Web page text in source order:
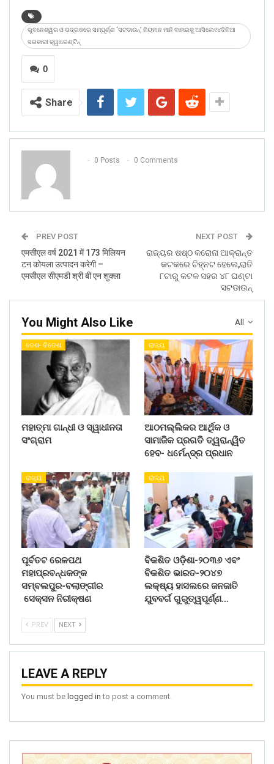
ଭୁବନେଶ୍ୱର ଓ ଭଦ୍ରକରେ ସମ୍ପୂର୍ଣ୍ଣ ‘ସଟଡାଉନ୍’ ନିୟମ ନ ମାନି ବାହାରକୁ ଆସିଲେ୧୪ଦିନିଆ
ସରକାରୀ କ୍ୱାରେଣ୍ଟିନ୍
0
Share
0 Posts 0 Comments
PREV POST
एमसीएल वर्ष 2021 में 173 मिलियन
टन कोयला उत्‍पादन करेगी –
एमसीएल सीएमडी श्री बी एन शुक्‍ला
NEXT POST
ରାଜ୍ୟର ଷଷ୍ଠ କରୋନା ଆକ୍ରାନ୍ତ
କଟକରେ ଚିହ୍ନଟ ହେଲେ,ରାତି
୮ଟାରୁ କଟକ ସହର ୪୮ ଘଣ୍ଟା
ସଟଡାଉନ୍
All
You Might Also Like
ଦେଶ- ବିଦେଶ
ମହାତ୍ମା ଗାନ୍ଧୀ ଓ ସ୍ୱାଧୀନତା
ସଂଗ୍ରାମ
ରାଜ୍ୟ
ଆଠମଲ୍ଲିକର ଆର୍ଥିକ ଓ
ସାମାଜିକ ପ୍ରଗତି ତ୍ୱରାନ୍ୱିତ
ହେବ- ଧର୍ମେନ୍ଦ୍ର ପ୍ରଧାନ
ରାଜ୍ୟ
ପୂର୍ବତଟ ରେଳପଥ
ମହାପ୍ରବନ୍ଧକଙ୍କ
ସମ୍ବଲପୁର-ବଲାଙ୍ଗୀର
ସେକ୍ସନ ନିରୀକ୍ଷଣ
ରାଜ୍ୟ
ବିକଶିତ ଓଡ଼ିଶା-୨୦୩୬ ଏବଂ
ବିକଶିତ ଭାରତ-୨୦୪୭
ଲକ୍ଷ୍ୟ ହାସଲରେ ଜନଜାତି
ଯୁବବର୍ଗ ଗୁରୁତ୍ୱପୂର୍ଣ୍ଣ…
PREV NEXT
LEAVE A REPLY
You must be logged in to post a comment.